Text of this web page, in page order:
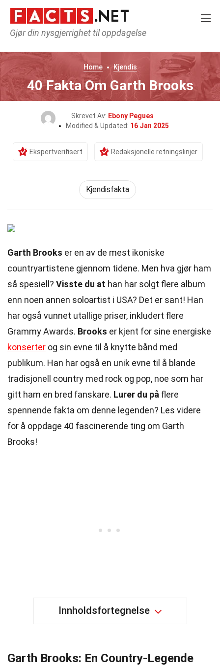
Gjør din nysgjerrighet til oppdagelse
Home Kjendis
40 Fakta Om Garth Brooks
Skrevet Av: Ebony Pegues
Modified & Updated: 16 Jan 2025
Ekspertverifisert Redaksjonelle retningslinjer
Kjendisfakta
Garth Brooks er en av de mest ikoniske
countryartistene gjennom tidene. Men hva gjør ham
så spesiell? Visste du at han har solgt flere album
enn noen annen soloartist i USA? Det er sant! Han
har også vunnet utallige priser, inkludert flere
Grammy Awards. Brooks er kjent for sine energiske
konserter og sin evne til å knytte bånd med
publikum. Han har også en unik evne til å blande
tradisjonell country med rock og pop, noe som har
gitt ham en bred fanskare. Lurer du på flere
spennende fakta om denne legenden? Les videre
for å oppdage 40 fascinerende ting om Garth
Brooks!
Innholdsfortegnelse
Garth Brooks: En Country-Legende